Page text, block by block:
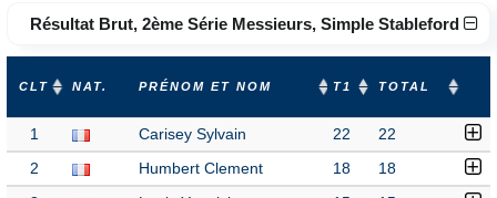
Résultat Brut, 2ème Série Messieurs, Simple Stableford
CLT NAT. PRÉNOM ET NOM T1 TOTAL
1 Carisey Sylvain 22 22
2 Humbert Clement 18 18